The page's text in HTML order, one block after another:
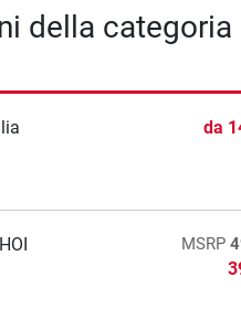
della categoria
da
MSRP